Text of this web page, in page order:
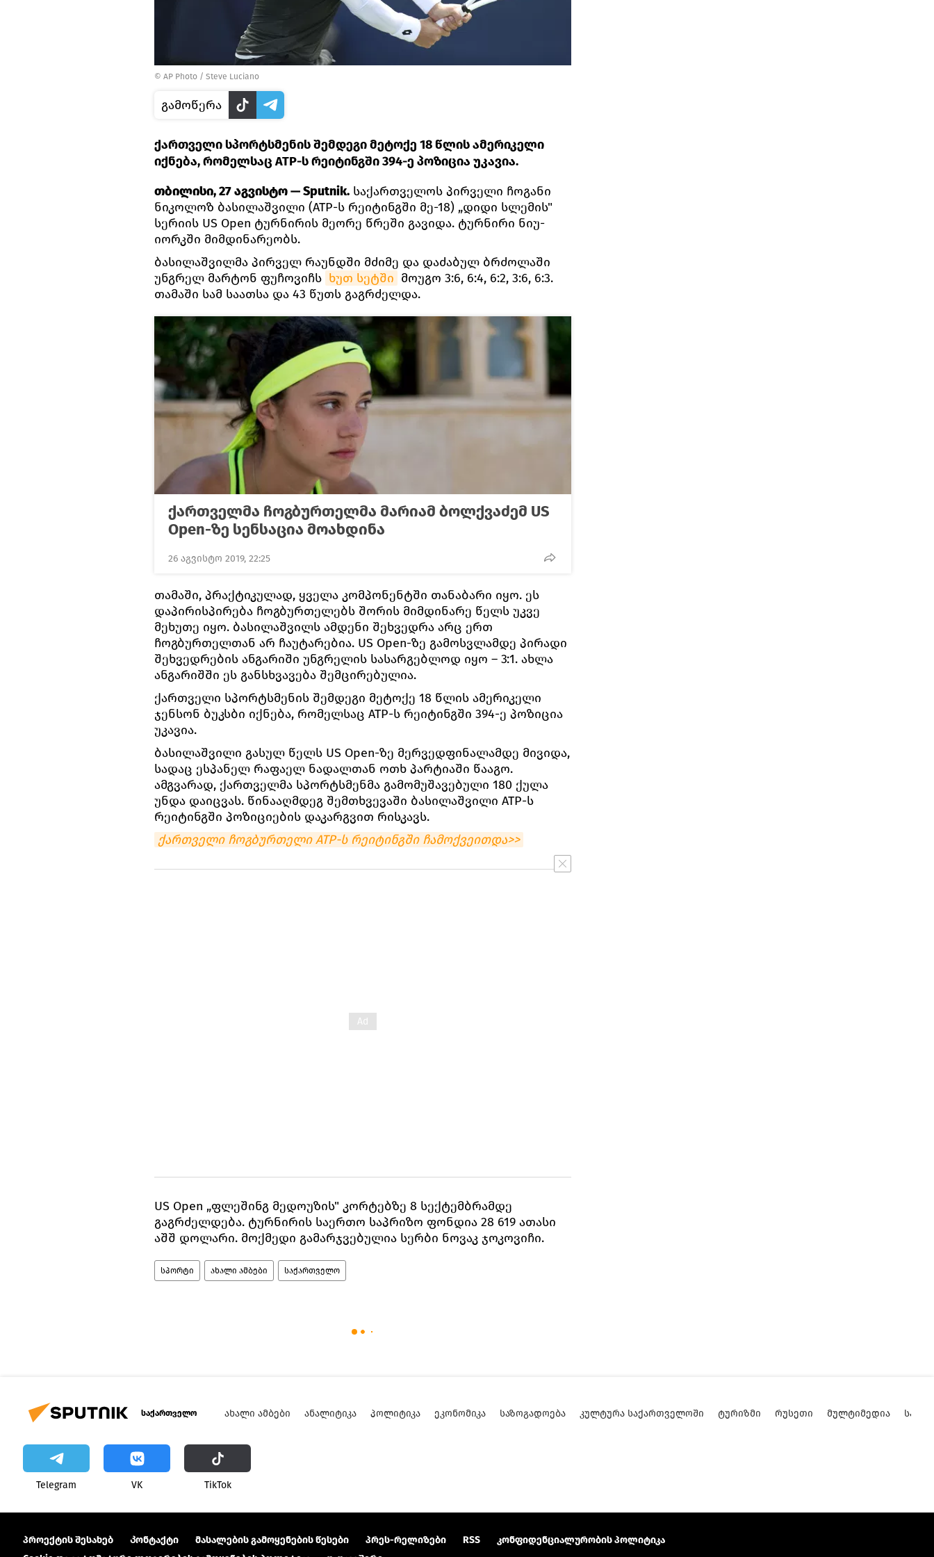
© AP Photo / Steve Luciano
გამოწერა
ქართველი სპორტსმენის შემდეგი მეტოქე 18 წლის ამერიკელი
იქნება, რომელსაც АТР-ს რეიტინგში 394-ე პოზიცია უკავია.
თბილისი, 27 აგვისტო — Sputnik. საქართველოს პირველი ჩოგანი
ნიკოლოზ ბასილაშვილი (АТР-ს რეიტინგში მე-18) „დიდი სლემის"
სერიის US Open ტურნირის მეორე წრეში გავიდა. ტურნირი ნიუ-
იორკში მიმდინარეობს.
ბასილაშვილმა პირველ რაუნდში მძიმე და დაძაბულ ბრძოლაში
უნგრელ მარტონ ფუჩოვიჩს ხუთ სეტში მოუგო 3:6, 6:4, 6:2, 3:6, 6:3.
თამაში სამ საათსა და 43 წუთს გაგრძელდა.
ქართველმა ჩოგბურთელმა მარიამ ბოლქვაძემ US
Open-ზე სენსაცია მოახდინა
26 აგვისტო 2019, 22:25
თამაში, პრაქტიკულად, ყველა კომპონენტში თანაბარი იყო. ეს
დაპირისპირება ჩოგბურთელებს შორის მიმდინარე წელს უკვე
მეხუთე იყო. ბასილაშვილს ამდენი შეხვედრა არც ერთ
ჩოგბურთელთან არ ჩაუტარებია. US Open-ზე გამოსვლამდე პირადი
შეხვედრების ანგარიში უნგრელის სასარგებლოდ იყო – 3:1. ახლა
ანგარიშში ეს განსხვავება შემცირებულია.
ქართველი სპორტსმენის შემდეგი მეტოქე 18 წლის ამერიკელი
ჯენსონ ბუკსბი იქნება, რომელსაც АТР-ს რეიტინგში 394-ე პოზიცია
უკავია.
ბასილაშვილი გასულ წელს US Open-ზე მერვედფინალამდე მივიდა,
სადაც ესპანელ რაფაელ ნადალთან ოთხ პარტიაში წააგო.
ამგვარად, ქართველმა სპორტსმენმა გამომუშავებული 180 ქულა
უნდა დაიცვას. წინააღმდეგ შემთხვევაში ბასილაშვილი АТР-ს
რეიტინგში პოზიციების დაკარგვით რისკავს.
ქართველი ჩოგბურთელი АТР-ს რეიტინგში ჩამოქვეითდა>>
US Open „ფლეშინგ მედოუზის" კორტებზე 8 სექტემბრამდე
გაგრძელდება. ტურნირის საერთო საპრიზო ფონდია 28 619 ათასი
აშშ დოლარი. მოქმედი გამარჯვებულია სერბი ნოვაკ ჯოკოვიჩი.
სპორტი ახალი ამბები საქართველო
საქართველო ᲐᲮᲐᲚᲘ ᲐᲛᲑᲔᲑᲘ ᲐᲜᲐᲚᲘᲢᲘᲙᲐ ᲞᲝᲚᲘᲢᲘᲙᲐ ᲔᲙᲝᲜᲝᲛᲘᲙᲐ ᲡᲐᲖᲝᲒᲐᲓᲝᲔᲑᲐ ᲙᲣᲚᲢᲣᲠᲐ ᲡᲐᲥᲐᲠᲗᲕᲔᲚᲝᲨᲘ ᲢᲣᲠᲘᲖᲛᲘ ᲠᲣᲡᲔᲗᲘ ᲛᲣᲚᲢᲘᲛᲔᲓᲘᲐ
Telegram VK ТikТоk
პროექტის შესახებ Კონტაქტი მასალების გამოყენების წესები პრეს-რელიზები RSS
კონფიდენციალურობის პოლიტიკა